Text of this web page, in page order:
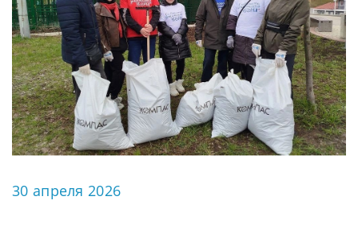
30 апреля 2026